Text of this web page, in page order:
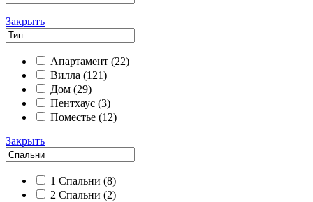
Закрыть
Апартамент (22)
Вилла (121)
Дом (29)
Пентхаус (3)
Поместье (12)
Закрыть
1 Спальни (8)
2 Спальни (2)